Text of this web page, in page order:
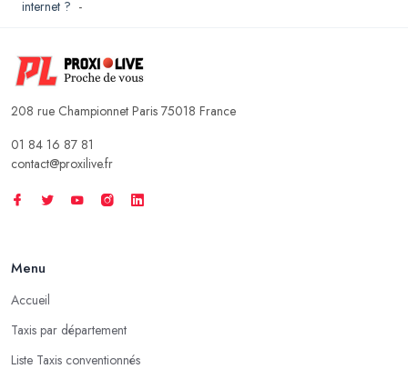
internet ? -
208 rue Championnet Paris 75018 France
01 84 16 87 81
contact@proxilive.fr
Menu
Accueil
Taxis par département
Liste Taxis conventionnés